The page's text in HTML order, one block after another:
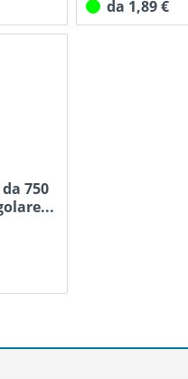
da 1,89 €
750